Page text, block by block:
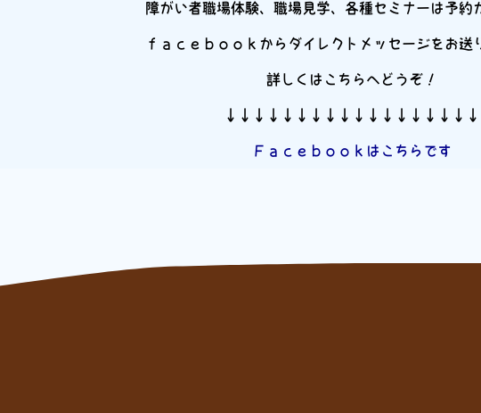
障がい者職場体験、職場見学、各種セミナーは予約
ｆａｃｅｂｏｏｋからダイレクトメッセージをお送
詳しくはこちらへどうぞ！
↓↓↓↓↓↓↓↓↓↓↓↓↓↓↓↓↓↓
Ｆａｃｅｂｏｏｋはこちらです